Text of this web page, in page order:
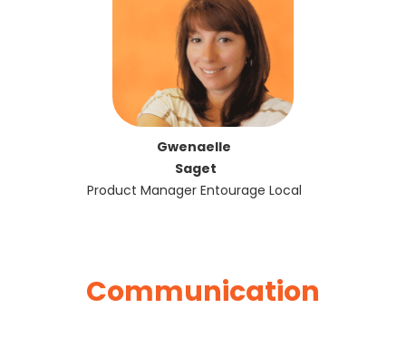
Gwenaelle
Saget
Product Manager Entourage Local
Communication